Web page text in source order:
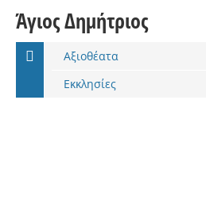
Άγιος Δημήτριος
Αξιοθέατα
Εκκλησίες